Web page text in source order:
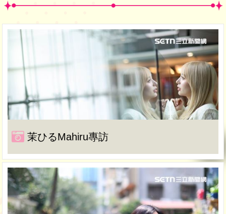
茉ひるMahiru專訪